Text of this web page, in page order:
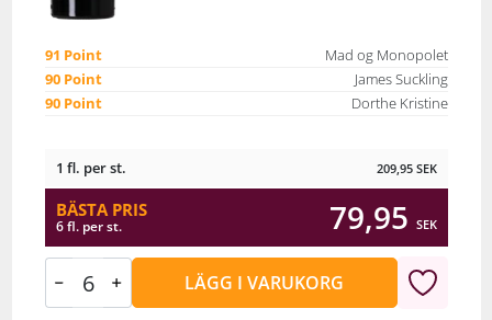
91 Point
Mad og Monopolet
90 Point
James Suckling
90 Point
Dorthe Kristine
1 fl. per st. 209,95 SEK
BÄSTA PRIS
6 fl. per st. 79,95 SEK
LÄGG I VARUKORG